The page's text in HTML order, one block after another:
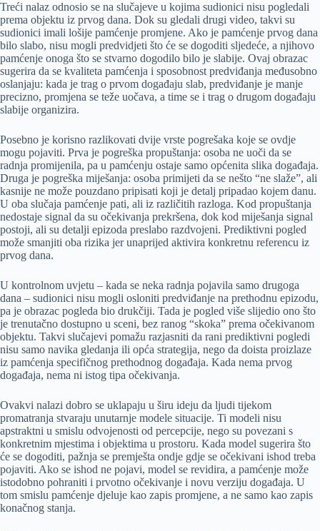
Treći nalaz odnosio se na slučajeve u kojima sudionici nisu pogledali
prema objektu iz prvog dana. Dok su gledali drugi video, takvi su
sudionici imali lošije pamćenje promjene. Ako je pamćenje prvog dana
bilo slabo, nisu mogli predvidjeti što će se dogoditi sljedeće, a njihovo
pamćenje onoga što se stvarno dogodilo bilo je slabije. Ovaj obrazac
sugerira da se kvaliteta pamćenja i sposobnost predviđanja međusobno
oslanjaju: kada je trag o prvom događaju slab, predviđanje je manje
precizno, promjena se teže uočava, a time se i trag o drugom događaju
slabije organizira.
Posebno je korisno razlikovati dvije vrste pogrešaka koje se ovdje
mogu pojaviti. Prva je pogreška propuštanja: osoba ne uoči da se
radnja promijenila, pa u pamćenju ostaje samo općenita slika događaja.
Druga je pogreška miješanja: osoba primijeti da se nešto “ne slaže”, ali
kasnije ne može pouzdano pripisati koji je detalj pripadao kojem danu.
U oba slučaja pamćenje pati, ali iz različitih razloga. Kod propuštanja
nedostaje signal da su očekivanja prekršena, dok kod miješanja signal
postoji, ali su detalji epizoda preslabo razdvojeni. Prediktivni pogled
može smanjiti oba rizika jer unaprijed aktivira konkretnu referencu iz
prvog dana.
U kontrolnom uvjetu – kada se neka radnja pojavila samo drugoga
dana – sudionici nisu mogli osloniti predviđanje na prethodnu epizodu,
pa je obrazac pogleda bio drukčiji. Tada je pogled više slijedio ono što
je trenutačno dostupno u sceni, bez ranog “skoka” prema očekivanom
objektu. Takvi slučajevi pomažu razjasniti da rani prediktivni pogledi
nisu samo navika gledanja ili opća strategija, nego da doista proizlaze
iz pamćenja specifičnog prethodnog događaja. Kada nema prvog
događaja, nema ni istog tipa očekivanja.
Ovakvi nalazi dobro se uklapaju u širu ideju da ljudi tijekom
promatranja stvaraju unutarnje modele situacije. Ti modeli nisu
apstraktni u smislu odvojenosti od percepcije, nego su povezani s
konkretnim mjestima i objektima u prostoru. Kada model sugerira što
će se dogoditi, pažnja se premješta ondje gdje se očekivani ishod treba
pojaviti. Ako se ishod ne pojavi, model se revidira, a pamćenje može
istodobno pohraniti i prvotno očekivanje i novu verziju događaja. U
tom smislu pamćenje djeluje kao zapis promjene, a ne samo kao zapis
konačnog stanja.